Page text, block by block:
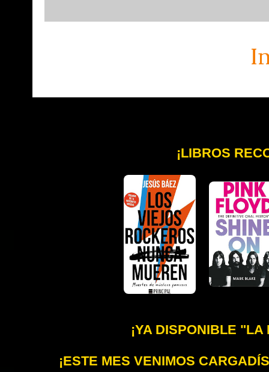
¡LIBROS
¡YA DISPONIBLE
¡ESTE MES VENIMOS